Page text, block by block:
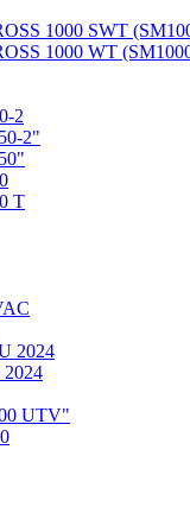
1000 SWT
1000 WT
2
2"
Т
2024
2024
UTV"